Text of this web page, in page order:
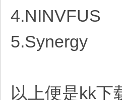
4.NINVFUS
5.Synergy
以上便是kk下